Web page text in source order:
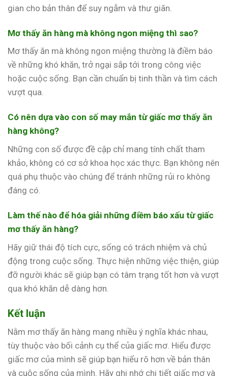
gian cho bản thân để suy ngẫm và thư giãn.
Mơ thấy ăn hàng mà không ngon miệng thì sao?
Mơ thấy ăn mà không ngon miệng thường là điềm báo
về những khó khăn, trở ngại sắp tới trong công việc
hoặc cuộc sống. Bạn cần chuẩn bị tinh thần và tìm cách
vượt qua.
Có nên dựa vào con số may mắn từ giấc mơ thấy ăn
hàng không?
Những con số được đề cập chỉ mang tính chất tham
khảo, không có cơ sở khoa học xác thực. Bạn không nên
quá phụ thuộc vào chúng để tránh những rủi ro không
đáng có.
Làm thế nào để hóa giải những điềm báo xấu từ giấc
mơ thấy ăn hàng?
Hãy giữ thái độ tích cực, sống có trách nhiệm và chủ
động trong cuộc sống. Thực hiện những việc thiện, giúp
đỡ người khác sẽ giúp bạn có tâm trạng tốt hơn và vượt
qua khó khăn dễ dàng hơn.
Kết luận
Nằm mơ thấy ăn hàng mang nhiều ý nghĩa khác nhau,
tùy thuộc vào bối cảnh cụ thể của giấc mơ. Hiểu được
giấc mơ của mình sẽ giúp bạn hiểu rõ hơn về bản thân
và cuộc sống của mình. Hãy ghi nhớ chi tiết giấc mơ và